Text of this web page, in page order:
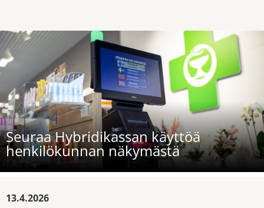
Seuraa Hybridikassan käyttöä
henkilökunnan näkymästä
13.4.2026